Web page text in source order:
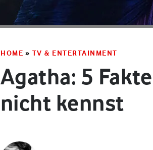
HOME » TV & ENTERTAINMENT
Agatha: 5
nicht kennst